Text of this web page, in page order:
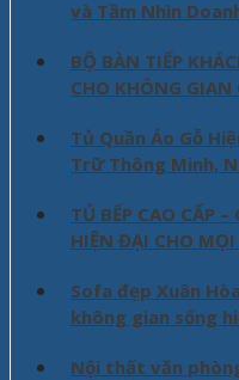
và Tầm Nhìn
BỘ BÀN TIẾP
CHO KHÔNG
Tủ Quần Áo Gỗ
Trữ Thông Minh,
TỦ BẾP CAO CẤP
HIỆN ĐẠI CHO
Sofa đẹp Xuân
không gian sống
Nội thất văn